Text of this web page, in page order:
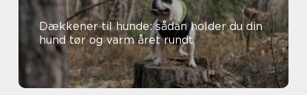
Dækkener til hunde: sådan holder du din
hund tør og varm året rundt